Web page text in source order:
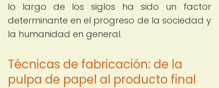
lo largo de los siglos ha sido un factor
determinante en el progreso de la sociedad y
la humanidad en general.
Técnicas de fabricación: de la
pulpa de papel al producto final